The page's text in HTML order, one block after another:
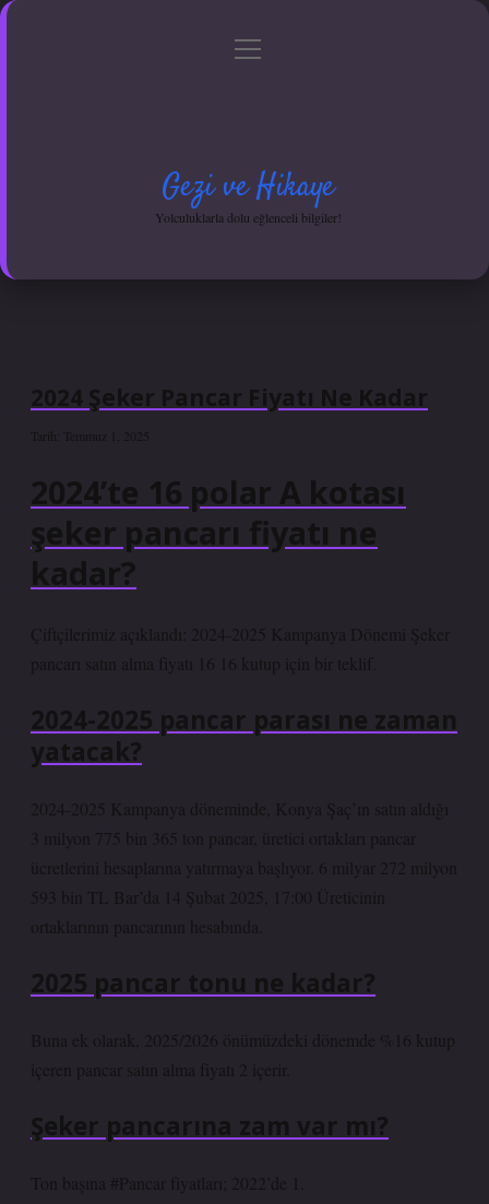
Gizlilik Politikası
menüyü
Gezi ve Hikaye
Yolculuklarla dolu eğlenceli bilgiler!
2024 Şeker Pancar Fiyatı Ne Kadar
Tarih: Temmuz 1, 2025
2024’te 16 polar A kotası
şeker pancarı fiyatı ne
kadar?
Çiftçilerimiz açıklandı: 2024-2025 Kampanya Dönemi Şeker
pancarı satın alma fiyatı 16 16 kutup için bir teklif.
2024-2025 pancar parası ne zaman
yatacak?
2024-2025 Kampanya döneminde, Konya Şaç’ın satın aldığı
3 milyon 775 bin 365 ton pancar, üretici ortakları pancar
ücretlerini hesaplarına yatırmaya başlıyor. 6 milyar 272 milyon
593 bin TL Bar’da 14 Şubat 2025, 17:00 Üreticinin
ortaklarının pancarının hesabında.
2025 pancar tonu ne kadar?
Buna ek olarak, 2025/2026 önümüzdeki dönemde %16 kutup
içeren pancar satın alma fiyatı 2 içerir.
Şeker pancarına zam var mı?
Ton başına #Pancar fiyatları; 2022’de 1.